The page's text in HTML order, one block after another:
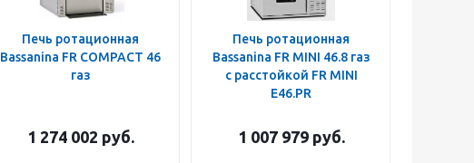
Печь ротационная
Bassanina FR COMPACT 46
газ
1 274 002 руб.
Печь ротационная
Bassanina FR MINI 46.8 газ
с расстойкой FR MINI
E46.PR
1 007 979руб.